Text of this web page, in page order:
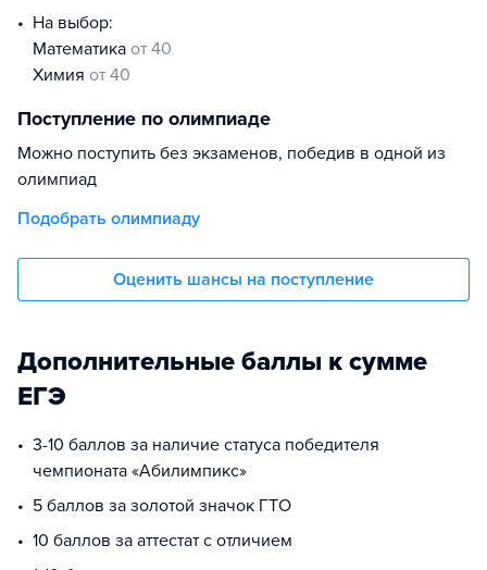
На выбор:
математика от 40
химия от 40
Поступление по олимпиаде
Можно поступить без экзаменов, победив в одной из
олимпиад
Подобрать олимпиаду
Оценить шансы на поступление
Дополнительные баллы к сумме
ЕГЭ
3-10 баллов за наличие статуса победителя
чемпионата «Абилимпикс»
5 баллов за золотой значок ГТО
10 баллов за аттестат с отличием